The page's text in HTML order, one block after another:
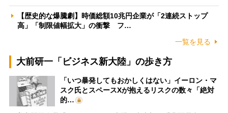
【歴史的な爆騰劇】時価総額10兆円企業が「2連続ストップ
高」「制限値幅拡大」の衝撃 フ…
一覧を見る
大前研一「ビジネス新大陸」の歩き方
「いつ暴発してもおかしくはない」イーロン・マ
スク氏とスペースXが抱えるリスクの数々「絶対
的…